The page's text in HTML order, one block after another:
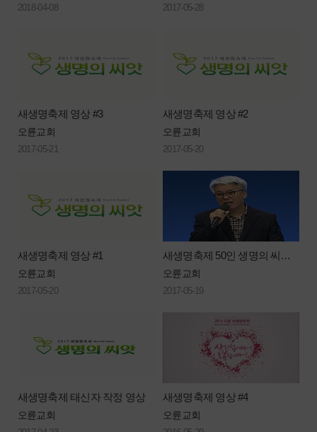
2018-04-08 2017-05-28
새생명축제 영상 #3
오륜교회
2017-05-21
새생명축제 영상 #2
오륜교회
2017-05-20
새생명축제 영상 #1
오륜교회
2017-05-20
새생명축제 50인 생명의 씨앗 간증
오륜교회
2017-05-19
새생명축제 태신자 작정 영상
오륜교회
새생명축제 영상 #4
오륜교회